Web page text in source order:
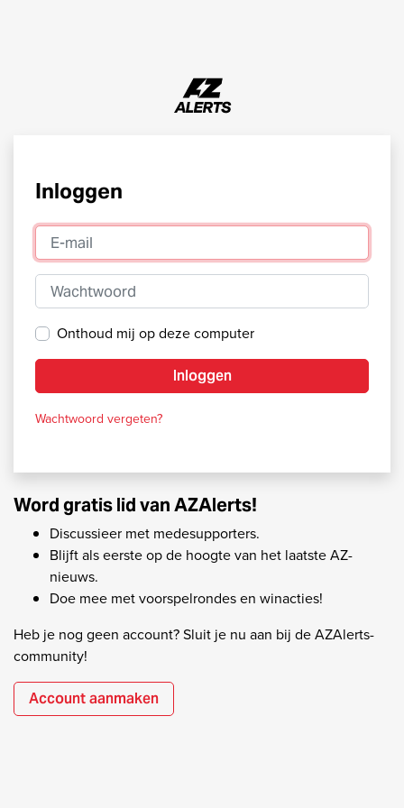
Inloggen
E-mail
Wachtwoord
Onthoud mij op deze computer
Inloggen
Wachtwoord vergeten?
Word gratis lid van AZAlerts!
Discussieer met medesupporters.
Blijft als eerste op de hoogte van het laatste AZ-
nieuws.
Doe mee met voorspelrondes en winacties!
Heb je nog geen account? Sluit je nu aan bij de AZAlerts-
community!
Account aanmaken